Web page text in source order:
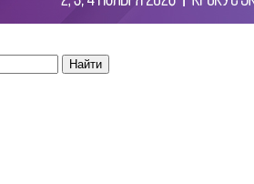
Найти